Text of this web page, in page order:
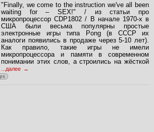
"Finally, we come to the instruction we've all been
waiting for – SEX!" / из статьи про
микропроцессор CDP1802 / В начале 1970-х в
США были весьма популярны простые
электронные игры типа Pong (в СССР их
аналоги появились в продаже через 5-10 лет).
Как правило, такие игры не имели
микропроцессора и памяти в современном
понимании этих слов, а строились на жёсткой
...далее